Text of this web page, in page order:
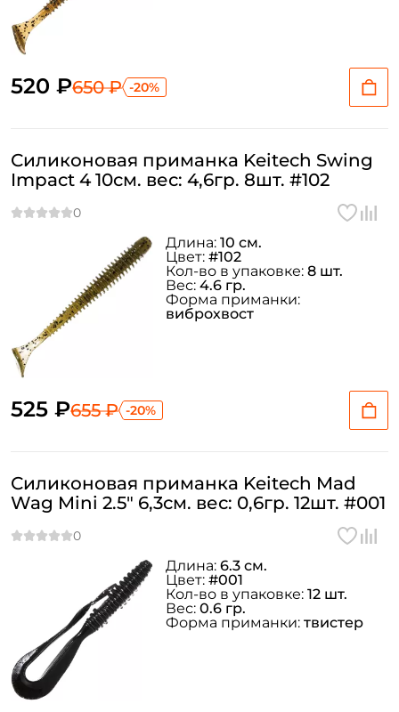
520 ₽650 ₽ -20%
Силиконовая приманка Keitech Swing
Impact 4 10см. вес: 4,6гр. 8шт. #102
525 ₽655 ₽ -20%
Длина: 10 см.
Цвет: #102
Кол-во в упаковке: 8 шт.
Вес: 4.6 гр.
Форма приманки:
виброхвост
Силиконовая приманка Keitech Mad
Wag Mini 2.5" 6,3см. вес: 0,6гр. 12шт. #001
Длина: 6.3 см.
Цвет: #001
Кол-во в упаковке: 12 шт.
Вес: 0.6 гр.
Форма приманки: твистер